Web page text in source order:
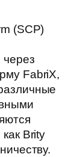
(SCP)
FabriX,
Brity